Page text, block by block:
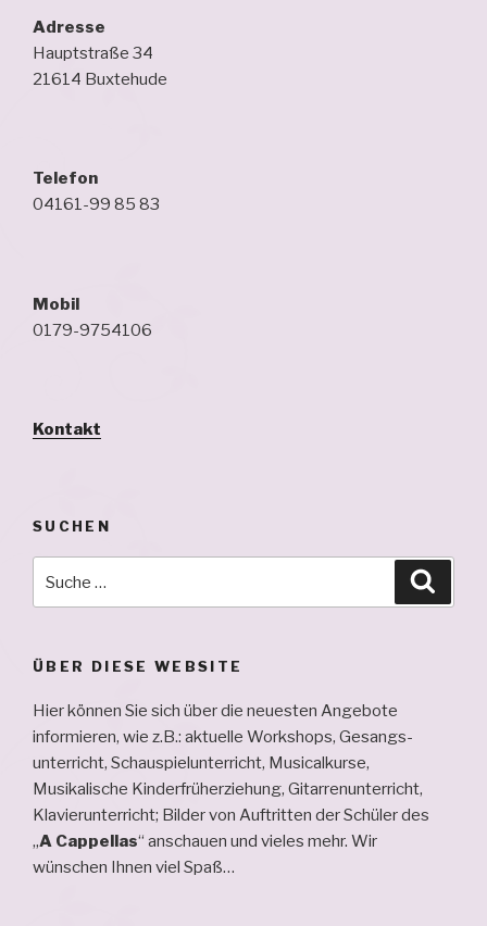
Adresse
Hauptstraße 34
21614 Buxtehude
Telefon
04161-99 85 83
Mobil
0179-9754106
Kontakt
SUCHEN
nach:
ÜBER DIESE WEBSITE
Hier können Sie sich über die neuesten Angebote
informieren, wie z.B.: aktuelle Workshops, Ge­sangs­
unterricht, Schau­spiel­unterricht, Musical­kurse,
Musikalische Kinderfrüherziehung, Gitarren­unterricht,
Klavier­unterricht; Bilder von Auftritten der Schüler des
„A Cappellas“ an­schauen und vieles mehr. Wir
wünschen Ihnen viel Spaß…